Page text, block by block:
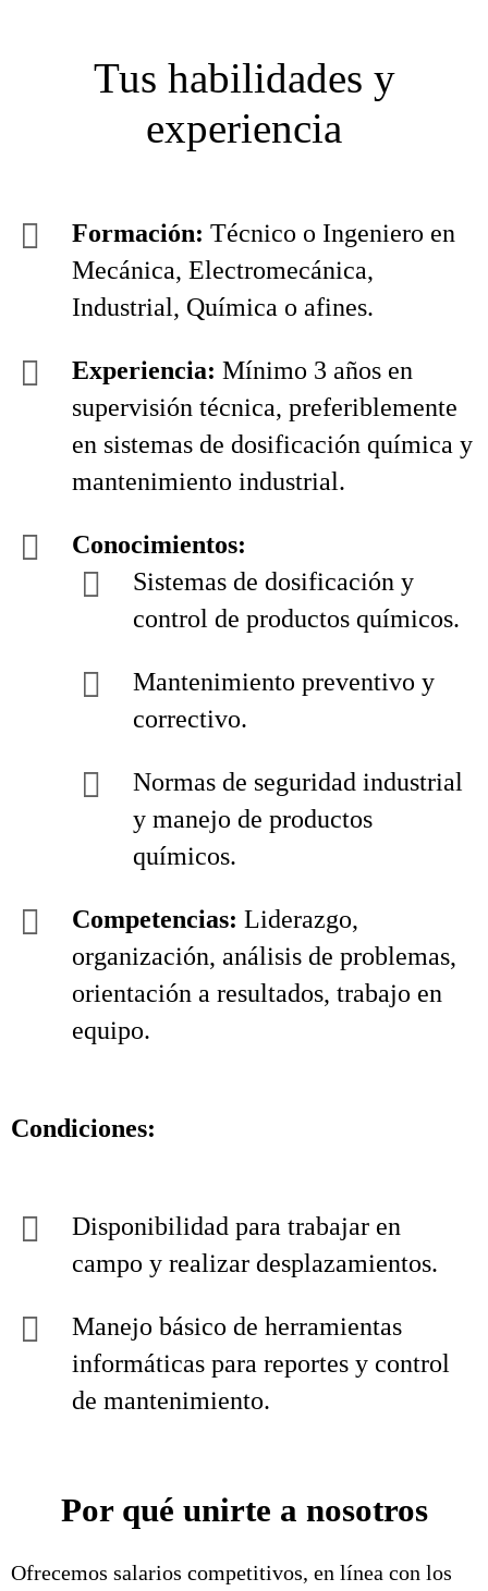
Tus habilidades y
experiencia
Formación: Técnico o Ingeniero en
Mecánica, Electromecánica,
Industrial, Química o afines.
Experiencia: Mínimo 3 años en
supervisión técnica, preferiblemente
en sistemas de dosificación química y
mantenimiento industrial.
Conocimientos:
Sistemas de dosificación y
control de productos químicos.
Mantenimiento preventivo y
correctivo.
Normas de seguridad industrial
y manejo de productos
químicos.
Competencias: Liderazgo,
organización, análisis de problemas,
orientación a resultados, trabajo en
equipo.
Condiciones:
Disponibilidad para trabajar en
campo y realizar desplazamientos.
Manejo básico de herramientas
informáticas para reportes y control
de mantenimiento.
Por qué unirte a nosotros
Ofrecemos salarios competitivos, en línea con los